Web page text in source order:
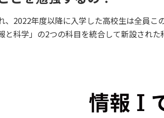
、2022年度以降に入学した高校生は全員
科学」の2つの科目を統合して新設され